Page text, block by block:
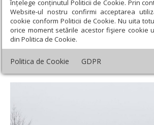
înțelege conținutul Politicii de Cookie. Prin
Website-ul nostru confirmi acceptarea
cookie conform Politicii de Cookie. Nu uita
orice moment setările acestor fişiere cookie
din Politica de Cookie.
Politica de Cookie GDPR
Mesaj de condoleanțe și solidaritate după
petrecut în apropierea localității Lugojelul,
Mesaj de condoleanțe și
accidentul rutier petrecut în
localității Lugojelul, județul